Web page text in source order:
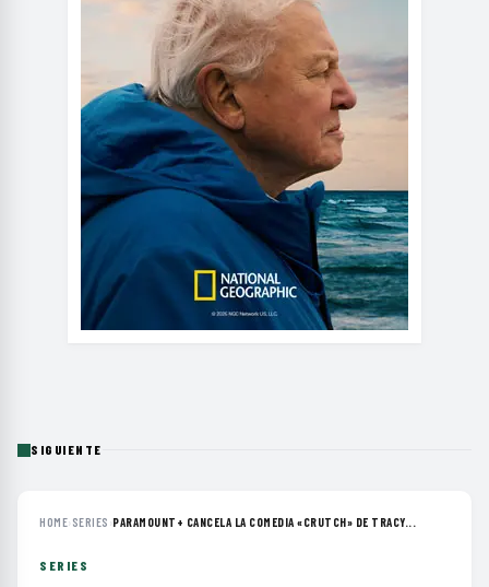
SIGUIENTE
HOME› SERIES ›PARAMOUNT+ CANCELA LA COMEDIA «CRUTCH» DE TRACY...
SERIES